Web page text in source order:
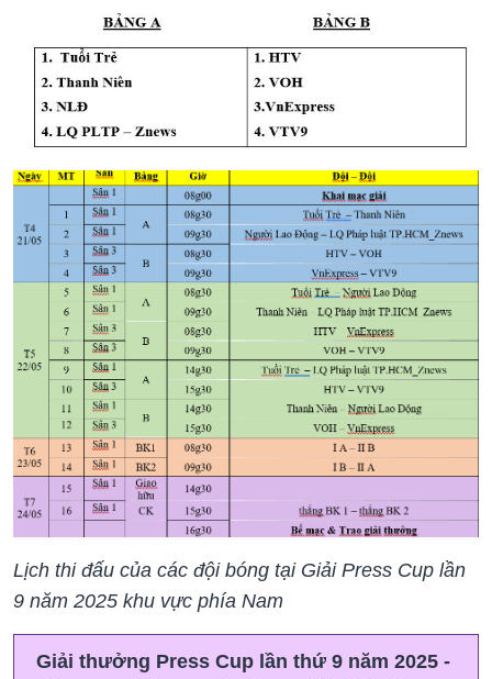
Lịch thi đấu của các đội bóng tại Giải Press Cup lần
9 năm 2025 khu vực phía Nam
Giải thưởng Press Cup lần thứ 9 năm 2025 -